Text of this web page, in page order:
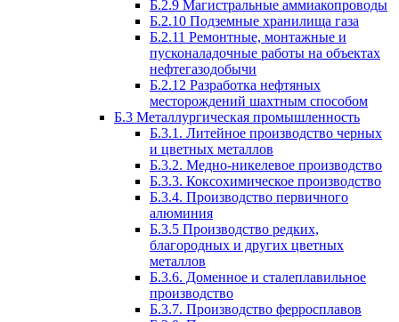
Б.2.9 Магистральные аммиакопроводы
Б.2.10 Подземные хранилища газа
Б.2.11 Ремонтные, монтажные и
пусконаладочные работы на объектах
нефтегазодобычи
Б.2.12 Разработка нефтяных
месторождений шахтным способом
Б.3 Металлургическая промышленность
Б.3.1. Литейное производство черных
и цветных металлов
Б.3.2. Медно-никелевое производство
Б.3.3. Коксохимическое производство
Б.3.4. Производство первичного
алюминия
Б.3.5 Производство редких,
благородных и других цветных
металлов
Б.3.6. Доменное и сталеплавильное
производство
Б.3.7. Производство ферросплавов